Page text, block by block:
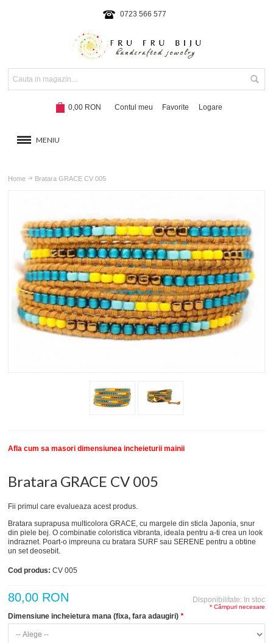
0723 566 577
0,00 RON Contul meu Favorite Logare
MENIU
BRATARI CU SNUR
NOUTATI 2024 Hot!
SETURI BRATARI New
COLECTII BRATARI
Home Bratara GRACE CV 005
Afla cum sa masori dimensiunea incheieturii mainii
Bratara GRACE CV 005
Fii primul care evalueaza acest produs.
Bratara suprapusa multicolora GRACE, cu margele din sticla Japonia, snur
din piele bej. O combinatie coloristica vibranta, ideala pentru a-ti crea un look
indraznet. Poart-o impreuna cu bratara SURF sau SERENE pentru a obtine
un set deosebit.
Cod produs:CV 005
Disponibilitate: In stoc
80,00 RON
*
Dimensiune incheietura mana (fixa, fara adaugiri)
* Câmpuri necesare